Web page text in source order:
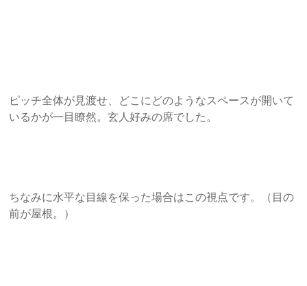
ピッチ全体が見渡せ、どこにどのようなスペースが開いて
いるかが一目瞭然。玄人好みの席でした。
ちなみに水平な目線を保った場合はこの視点です。（目の
前が屋根。）